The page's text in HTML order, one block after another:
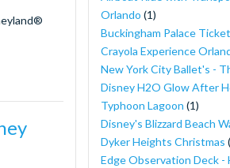
Orlando (1)
Buckingham Palace
Crayola Experience
New York City Ballet's -
Disney H2O Glow After
Typhoon Lagoon (1)
Disney's Blizzard Beach
Dyker Heights Christmas
Edge Observation Deck -